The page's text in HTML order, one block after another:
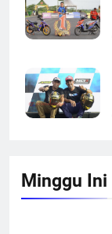
Minggu Ini